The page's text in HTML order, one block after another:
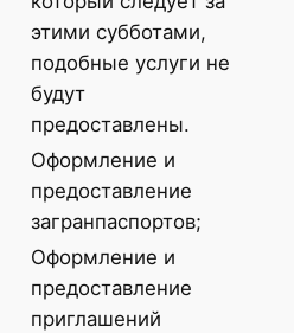
этими субботами,
подобные услуги не
будут
предоставлены.
Оформление и
предоставление
загранпаспортов;
Оформление и
предоставление
приглашений